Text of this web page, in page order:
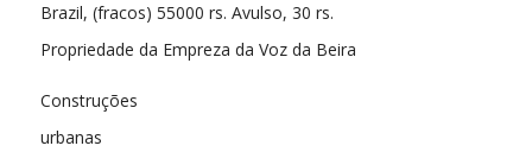
Brazil, (fracos) 55000 rs. Avulso, 30 rs.
Propriedade da Empreza da Voz da Beira
Construções
urbanas